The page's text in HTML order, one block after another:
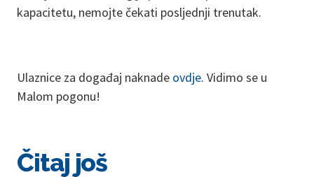
kapacitetu, nemojte čekati posljednji trenutak.
Ulaznice za događaj naknade ovdje. Vidimo se u
Malom pogonu!
Čitaj još